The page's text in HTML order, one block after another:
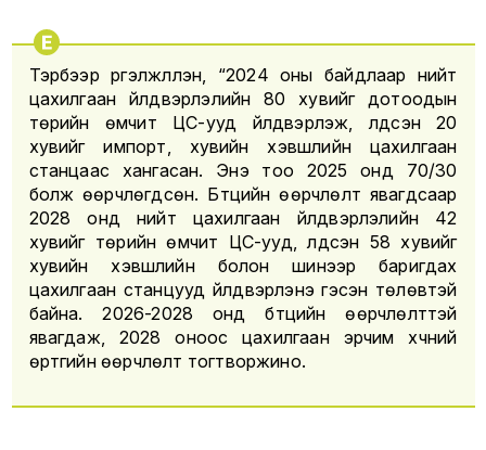
Тэрбээр үргэлжлүүлэн, “2024 оны байдлаар нийт
цахилгаан үйлдвэрлэлийн 80 хувийг дотоодын
төрийн өмчит ЦС-ууд үйлдвэрлэж, үлдсэн 20
хувийг импорт, хувийн хэвшлийн цахилгаан
станцаас хангасан. Энэ тоо 2025 онд 70/30
болж өөрчлөгдсөн. Бүтцийн өөрчлөлт явагдсаар
2028 онд нийт цахилгаан үйлдвэрлэлийн 42
хувийг төрийн өмчит ЦС-ууд, үлдсэн 58 хувийг
хувийн хэвшлийн болон шинээр баригдах
цахилгаан станцууд үйлдвэрлэнэ гэсэн төлөвтэй
байна. 2026-2028 онд бүтцийн өөрчлөлттэй
явагдаж, 2028 оноос цахилгаан эрчим хүчний
өртгийн өөрчлөлт тогтворжино.